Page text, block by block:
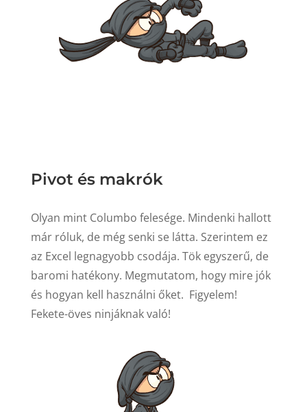
Pivot és makrók
Olyan mint Columbo felesége. Mindenki hallott
már róluk, de még senki se látta. Szerintem ez
az Excel legnagyobb csodája. Tök egyszerű, de
baromi hatékony. Megmutatom, hogy mire jók
és hogyan kell használni őket. Figyelem!
Fekete-öves ninjáknak való!